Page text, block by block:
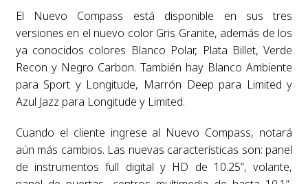
El Nuevo Compass está disponible en sus tres
versiones en el nuevo color Gris Granite, además de los
ya conocidos colores Blanco Polar, Plata Billet, Verde
Recon y Negro Carbon. También hay Blanco Ambiente
para Sport y Longitude, Marrón Deep para Limited y
Azul Jazz para Longitude y Limited.
Cuando el cliente ingrese al Nuevo Compass, notará
aún más cambios. Las nuevas características son: panel
de instrumentos full digital y HD de 10.25”, volante,